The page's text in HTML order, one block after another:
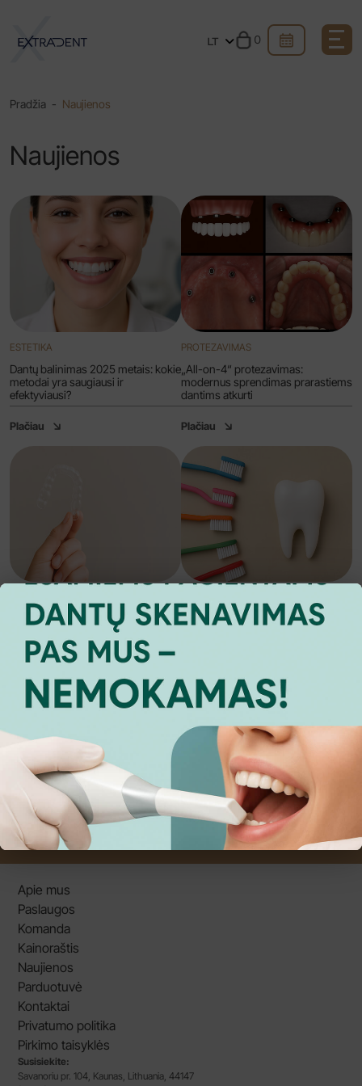
LT 0
Pradžia - Naujienos
Naujienos
ESTETIKA
Dantų balinimas 2025 metais: kokie
metodai yra saugiausi ir
efektyviausi?
Plačiau
PROTEZAVIMAS
„All-on-4“ protezavimas:
modernus sprendimas prarastiems
dantims atkurti
Plačiau
Dantų tiesinimas skaidriomis
kapomis: kas, kaip ir kodėl?
Plačiau
Kiek kartų, kada ir kokiu šepetėliu
Turi klausimų? Skambink
0-671-30333
arba
Apie mus
Paslaugos
Komanda
Kainoraštis
Naujienos
Parduotuvė
Kontaktai
Privatumo politika
Pirkimo taisyklės
Susisiekite:
Savanoriu pr. 104, Kaunas, Lithuania, 44147